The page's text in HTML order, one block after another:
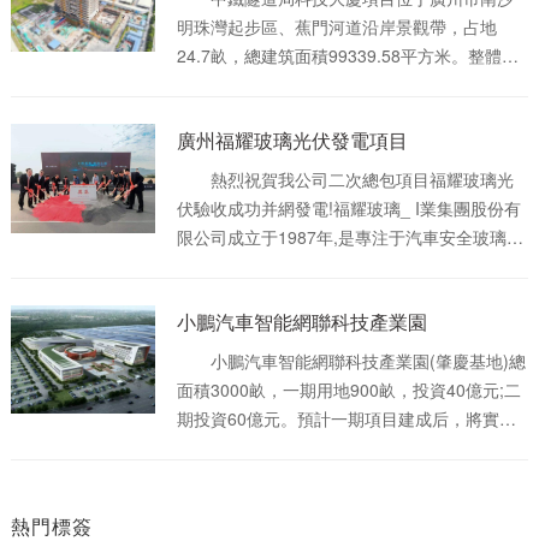
萬㎡，總投資超300億元，包含四大部分，分別
是健康方舟、粵港澳國際健康合作區、智慧健
通、共享利他的大健康產業生態圈。
明珠灣起步區、蕉門河道沿岸景觀帶，占地
24.7畝，總建筑面積99339.58平方米。整體建
等功能，致力于打造綠色節能、開放共享、5A
品質的現代化辦公空間。
廣州福耀玻璃光伏發電項目
熱烈祝賀我公司二次總包項目福耀玻璃光
伏驗收成功并網發電!福耀玻璃_ I業集團股份有
限公司成立于1987年,是專注于汽車安全玻璃和
玻璃專業供應商,產品得到全球**汽車制造企業
及主要汽車廠商的認證和選用，并被各大汽車
制造企業評為“全球優秀供應商”。鄭州福耀玻璃
有限公司作為福耀集團旗下的全資子公司,廠面
小鵬汽車智能網聯科技產業園
小鵬汽車智能網聯科技產業園(肇慶基地)總
面積3000畝，一期用地900畝，投資40億元;二
期投資60億元。預計一期項目建成后，將實現
熱門標簽